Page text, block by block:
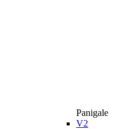
Panigale
V2